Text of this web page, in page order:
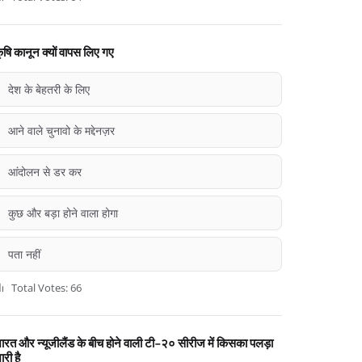
कानून क्यों वापस लिए गए
देश के बेहतरी के लिए
आने वाले चुनावो के मद्देनज़र
आंदोलन से डर कर
कुछ और बड़ा होने वाला होगा
पता नहीं
Total Votes: 66
और न्यूजीलैंड के बीच होने वाली टी-२० सीरीज में किसका पलड़ा
है